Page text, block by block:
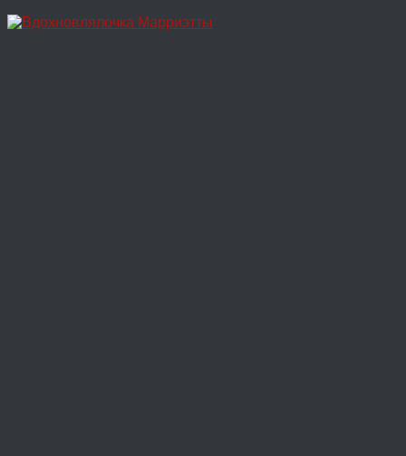
Перейти